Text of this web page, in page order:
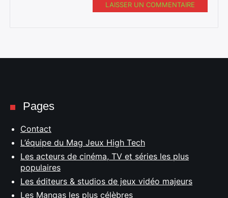
LAISSER UN COMMENTAIRE
Pages
Contact
L’équipe du Mag Jeux High Tech
Les acteurs de cinéma, TV et séries les plus
populaires
Les éditeurs & studios de jeux vidéo majeurs
Les Mangas les plus célèbres